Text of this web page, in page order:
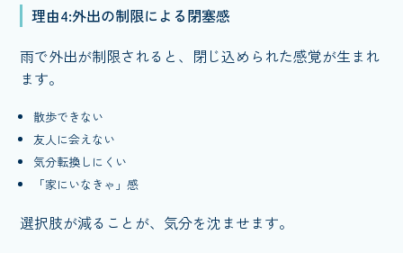
理由4:外出の制限による閉塞感
雨で外出が制限されると、閉じ込められた感覚が生まれ
ます。
散歩できない
友人に会えない
気分転換しにくい
「家にいなきゃ」感
選択肢が減ることが、気分を沈ませます。